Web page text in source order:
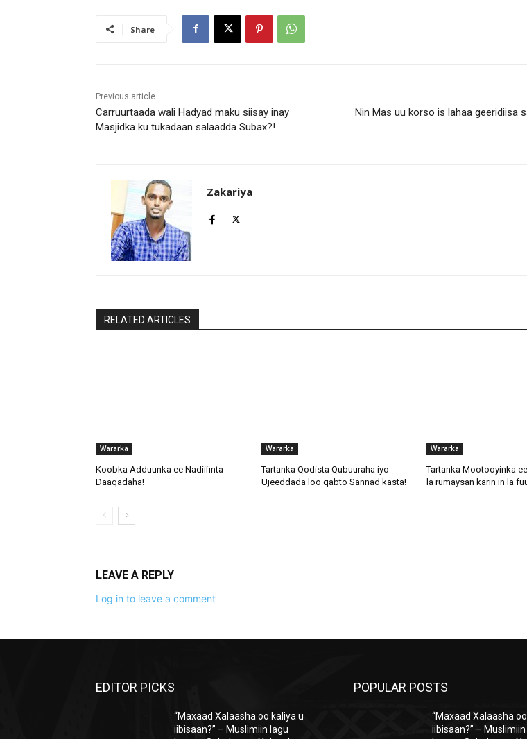
Share
Previous article
Carruurtaada wali Hadyad maku siisay inay
Masjidka ku tukadaan salaadda Subax?!
Nin Mas uu korso is lahaa geeridiisa
Zakariya
RELATED ARTICLES
Wararka
Koobka Adduunka ee Nadiifinta
Daaqadaha!
Wararka
Tartanka Qodista Qubuuraha iyo
Ujeeddada loo qabto Sannad kasta!
Wararka
Tartanka Mootooyinka
la rumaysan karin in la
LEAVE A REPLY
Log in to leave a comment
EDITOR PICKS
“Maxaad Xalaasha oo kaliya u
iibisaan?” – Muslimiin lagu
POPULAR POSTS
“Maxaad Xalaasha
iibisaan?” –